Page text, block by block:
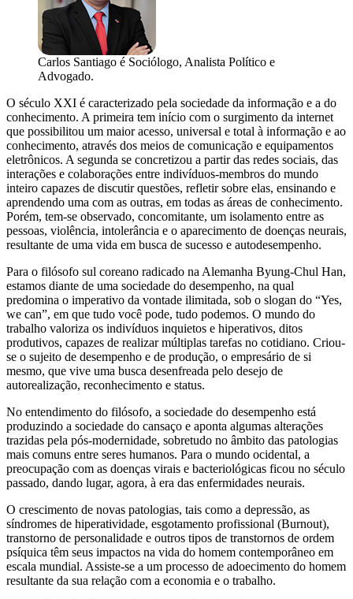
Carlos Santiago é Sociólogo, Analista Político e
Advogado.
O século XXI é caracterizado pela sociedade da informação e a do
conhecimento. A primeira tem início com o surgimento da internet
que possibilitou um maior acesso, universal e total à informação e ao
conhecimento, através dos meios de comunicação e equipamentos
eletrônicos. A segunda se concretizou a partir das redes sociais, das
interações e colaborações entre indivíduos-membros do mundo
inteiro capazes de discutir questões, refletir sobre elas, ensinando e
aprendendo uma com as outras, em todas as áreas de conhecimento.
Porém, tem-se observado, concomitante, um isolamento entre as
pessoas, violência, intolerância e o aparecimento de doenças neurais,
resultante de uma vida em busca de sucesso e autodesempenho.
Para o filósofo sul coreano radicado na Alemanha Byung-Chul Han,
estamos diante de uma sociedade do desempenho, na qual
predomina o imperativo da vontade ilimitada, sob o slogan do “Yes,
we can”, em que tudo você pode, tudo podemos. O mundo do
trabalho valoriza os indivíduos inquietos e hiperativos, ditos
produtivos, capazes de realizar múltiplas tarefas no cotidiano. Criou-
se o sujeito de desempenho e de produção, o empresário de si
mesmo, que vive uma busca desenfreada pelo desejo de
autorealização, reconhecimento e status.
No entendimento do filósofo, a sociedade do desempenho está
produzindo a sociedade do cansaço e aponta algumas alterações
trazidas pela pós-modernidade, sobretudo no âmbito das patologias
mais comuns entre seres humanos. Para o mundo ocidental, a
preocupação com as doenças virais e bacteriológicas ficou no século
passado, dando lugar, agora, à era das enfermidades neurais.
O crescimento de novas patologias, tais como a depressão, as
síndromes de hiperatividade, esgotamento profissional (Burnout),
transtorno de personalidade e outros tipos de transtornos de ordem
psíquica têm seus impactos na vida do homem contemporâneo em
escala mundial. Assiste-se a um processo de adoecimento do homem
resultante da sua relação com a economia e o trabalho.